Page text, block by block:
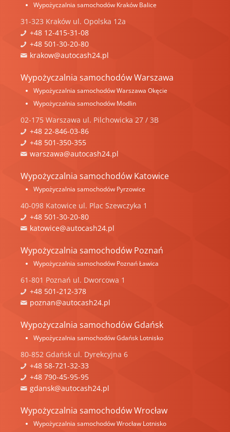
Wypożyczalnia samochodów Kraków Balice
31-323 Kraków ul. Opolska 12a
+48 12-415-31-08
+48 501-30-20-80
krakow@autocash24.pl
Wypożyczalnia samochodów Warszawa
Wypożyczalnia samochodów Warszawa Okęcie
Wypożyczalnia samochodów Modlin
02-175 Warszawa ul. Pilchowicka 27 / 3B
+48 22-846-03-86
+48 501-350-355
warszawa@autocash24.pl
Wypożyczalnia samochodów Katowice
Wypożyczalnia samochodów Pyrzowice
40-098 Katowice ul. Plac Szewczyka 1
+48 501-30-20-80
katowice@autocash24.pl
Wypożyczalnia samochodów Poznań
Wypożyczalnia samochodów Poznań Ławica
61-801 Poznań ul. Dworcowa 1
+48 501-212-378
poznan@autocash24.pl
Wypożyczalnia samochodów Gdańsk
Wypożyczalnia samochodów Gdańsk Lotnisko
80-852 Gdańsk ul. Dyrekcyjna 6
+48 58-721-32-33
+48 790-45-95-95
gdansk@autocash24.pl
Wypożyczalnia samochodów Wrocław
Wypożyczalnia samochodów Wrocław Lotnisko